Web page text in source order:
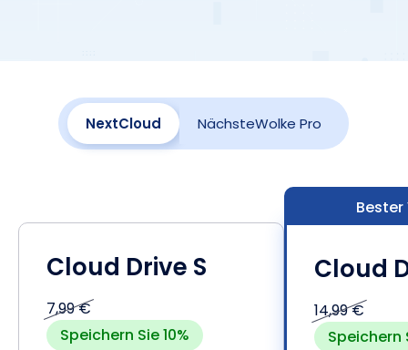
NextCloud NächsteWolke Pro
Cloud Drive S
7,99 €
Speichern Sie 10%
Cloud
14,99 €
Speichern